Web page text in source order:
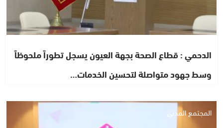
الدحمي : قطاع الصحة بجهة العيون يسجل تطوراً ملحوظاً
وسط جهود متواصلة لتحسين الخدمات…
المجتمع المدني